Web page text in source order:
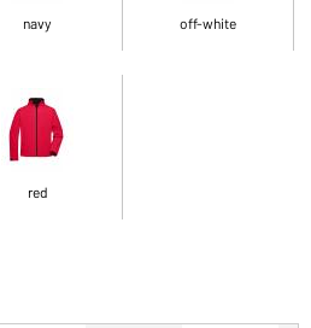
navy off-white
red